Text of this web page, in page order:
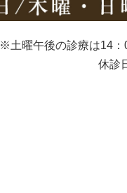
※土曜午後の診療は14：
休診